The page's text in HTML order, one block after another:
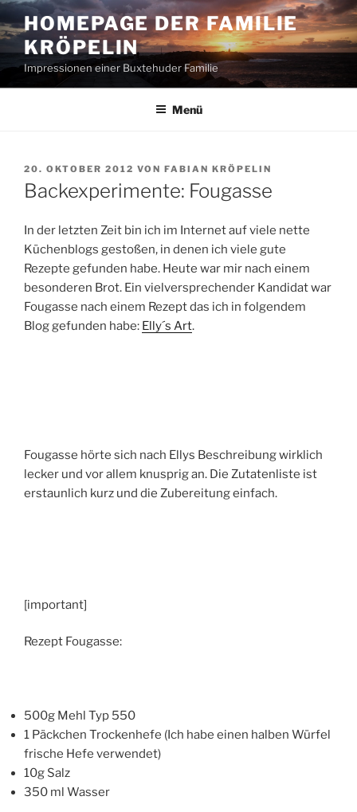
Zum
Inhalt
springen
HOMEPAGE DER FAMILIE
KRÖPELIN
Impressionen einer Buxtehuder Familie
Menü
VERÖFFENTLICHT
AM
20. OKTOBER 2012 VON FABIAN KRÖPELIN
Backexperimente: Fougasse
In der letzten Zeit bin ich im Internet auf viele nette
Küchenblogs gestoßen, in denen ich viele gute
Rezepte gefunden habe. Heute war mir nach einem
besonderen Brot. Ein vielversprechender Kandidat war
Fougasse nach einem Rezept das ich in folgendem
Blog gefunden habe: Elly´s Art.
Fougasse hörte sich nach Ellys Beschreibung wirklich
lecker und vor allem knusprig an. Die Zutatenliste ist
erstaunlich kurz und die Zubereitung einfach.
[important]
Rezept Fougasse:
500g Mehl Typ 550
1 Päckchen Trockenhefe (Ich habe einen halben Würfel
frische Hefe verwendet)
10g Salz
350 ml Wasser